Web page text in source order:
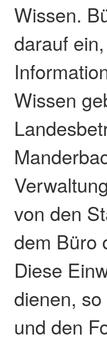
Wissen.
darauf
Wissen
von den
dem Büro
Diese
dienen,
und den